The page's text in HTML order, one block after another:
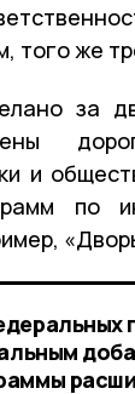
того же
за
и
по